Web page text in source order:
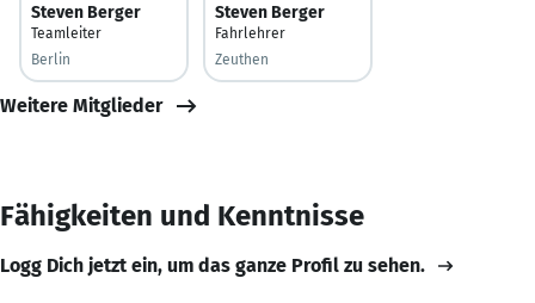
Steven Berger
Teamleiter
Berlin
Steven Berger
Fahrlehrer
Zeuthen
Weitere Mitglieder
Fähigkeiten und Kenntnisse
Logg Dich jetzt ein, um das ganze Profil zu sehen.